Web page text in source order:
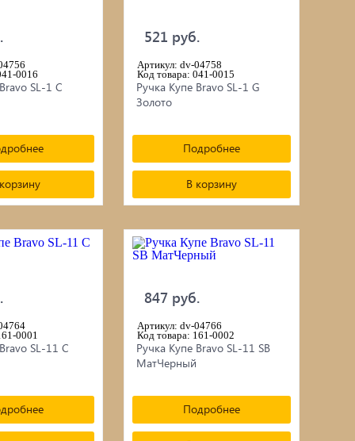
0016
SL-1 C
521 руб.
Артикул: dv-04758
Код товара: 041-0015
Ручка Купе Bravo SL-1 G
Золото
Подробнее
В корзину
0001
SL-11 C
847 руб.
Артикул: dv-04766
Код товара: 161-0002
Ручка Купе Bravo SL-11 SB
МатЧерный
Подробнее